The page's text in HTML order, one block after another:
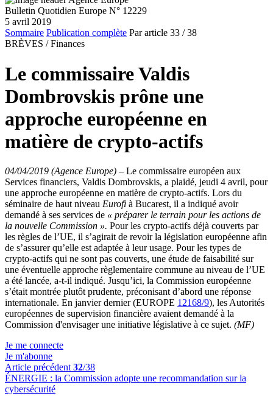
Bulletin Quotidien Europe N° 12229
5 avril 2019
Sommaire Publication complète Par article 33 / 38
BRÈVES / Finances
Le commissaire Valdis
Dombrovskis prône une
approche européenne en
matière de crypto-actifs
04/04/2019 (Agence Europe) – Le commissaire européen aux
Services financiers, Valdis Dombrovskis, a plaidé, jeudi 4 avril, pour
une approche européenne en matière de crypto-actifs. Lors du
séminaire de haut niveau Eurofi à Bucarest, il a indiqué avoir
demandé à ses services de « préparer le terrain pour les actions de
la nouvelle Commission ». Pour les crypto-actifs déjà couverts par
les règles de l’UE, il s’agirait de revoir la législation européenne afin
de s’assurer qu’elle est adaptée à leur usage. Pour les types de
crypto-actifs qui ne sont pas couverts, une étude de faisabilité sur
une éventuelle approche règlementaire commune au niveau de l’UE
a été lancée, a-t-il indiqué. Jusqu’ici, la Commission européenne
s’était montrée plutôt prudente, préconisant d’abord une réponse
internationale. En janvier dernier (EUROPE 12168/9), les Autorités
européennes de supervision financière avaient demandé à la
Commission d'envisager une initiative législative à ce sujet. (MF)
Je me connecte
Je m'abonne
Article précédent 32/38
ÉNERGIE : la Commission adopte une recommandation sur la
cybersécurité